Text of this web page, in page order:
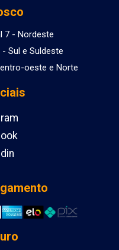
7 - Nordeste
Sul e Suldeste
oeste e Norte